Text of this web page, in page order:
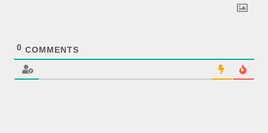
0 COMMENTS